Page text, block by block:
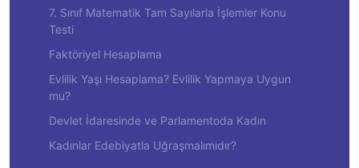
7. Sınıf Matematik Tam Sayılarla İşlemler Konu
Testi
Faktöriyel Hesaplama
Evlilik Yaşı Hesaplama? Evlilik Yapmaya Uygun
mu?
Devlet İdaresinde ve Parlamentoda Kadın
Kadınlar Edebiyatla Uğraşmalımıdır?